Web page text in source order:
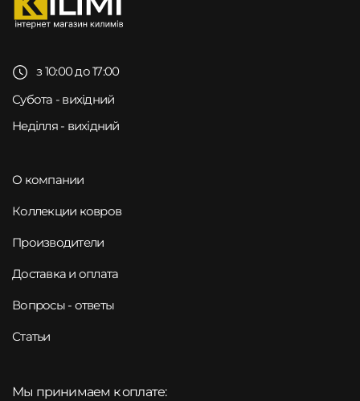
з 10:00 до 17:00
Субота - вихідний
Неділля - вихідний
О компании
Коллекции ковров
Производители
Доставка и оплата
Вопросы - ответы
Статьи
Мы принимаем к оплате: